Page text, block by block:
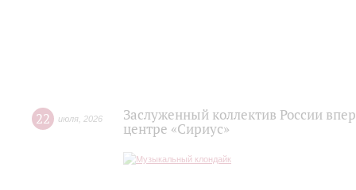
22 июля 2026
Заслуженный коллектив России
центре «Сириус»